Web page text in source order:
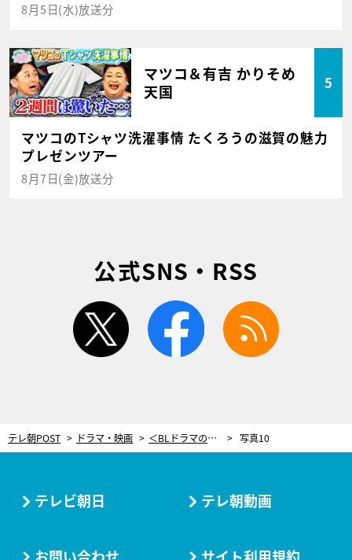
8月5日(水)放送分
マツコ＆有吉 かりそめ
天国
5
マツコのTシャツ洗濯事情 たくろうの滋賀の魅力
プレゼンツアー
8月7日(金)放送分
公式SNS・RSS
twitter facebook
テレ朝POST ドラマ・映画 ＜BLドラマの主演になりました＞愛重め男子と、自己肯定感低め男子。BLに欠かせぬ二大要素をフル装備 写真10
テレビ朝日 テレ朝動画